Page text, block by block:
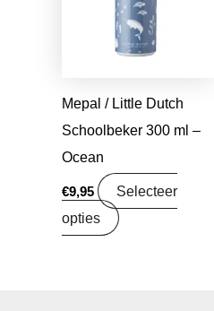
Mepal / Little Dutch
Schoolbeker 300 ml –
Ocean
€9,95
Selecteer
opties